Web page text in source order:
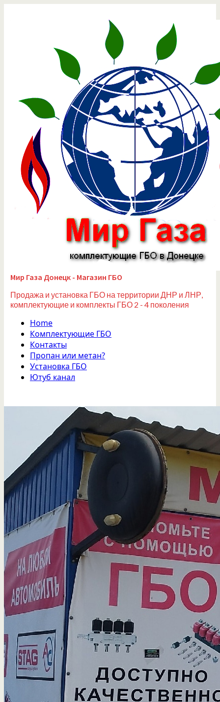
Мир Газа Донецк - Магазин ГБО
Продажа и установка ГБО на территории ДНР и ЛНР,
комплектующие и комплекты ГБО 2 - 4 поколения
Home
Комплектующие ГБО
Контакты
Пропан или метан?
Установка ГБО
Ютуб канал